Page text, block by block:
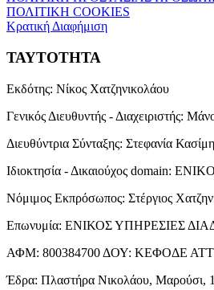
ΠΟΛΙΤΙΚΗ COOKIES
Κρατική Διαφήμιση
ΤΑΥΤΟΤΗΤΑ
Εκδότης: Νίκος Χατζηνικολάου
Γενικός Διευθυντής - Διαχειριστής:
Διευθύντρια Σύνταξης: Στεφανία Κασίμη
Ιδιοκτησία - Δικαιούχος domain:
Νόμιμος Εκπρόσωπος: Στέργιος
Επωνυμία: ΕΝΙΚΟΣ ΥΠΗΡΕΣΙΕΣ
ΑΦΜ: 800384700 ΔΟΥ: ΚΕΦΟΔΕ
Έδρα: Πλαστήρα Νικολάου, Μαρούσι,